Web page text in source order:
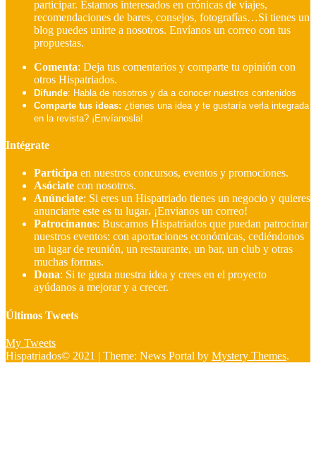
participar. Estamos interesados en crónicas de viajes,
recomendaciones de bares, consejos, fotografías…Si tienes un
blog puedes unirte a nosotros. Envíanos un correo con tus
propuestas.
Comenta: Deja tus comentarios y comparte tu opinión con
otros Hispatriados.
Difunde: Habla de nosotros y da a conocer nuestros contenidos
Comparte tus ideas: ¿tienes una idea y te gustaría verla integrada
en la revista? ¡Envíanosla!
Intégrate
Participa en nuestros concursos, eventos y promociones.
Asóciate con nosotros.
Anúnciate: Si eres un Hispatriado tienes un negocio y quieres
anunciarte este es tu lugar. ¡Envianos un correo!
Patrocínanos: Buscamos Hispatriados que puedan patrocinar
nuestros eventos: con aportaciones económicas, cediéndonos
un lugar de reunión, un restaurante, un bar, un club y otras
muchas formas.
Dona: Si te gusta nuestra idea y crees en el proyecto
ayúdanos a mejorar y a crecer.
Últimos Tweets
My Tweets
Hispatriados© 2021 | Theme: News Portal by Mystery Themes.